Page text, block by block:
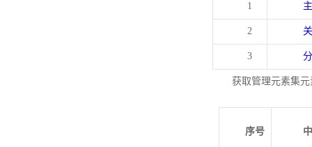
1
2
3
获取管理元素集
序号